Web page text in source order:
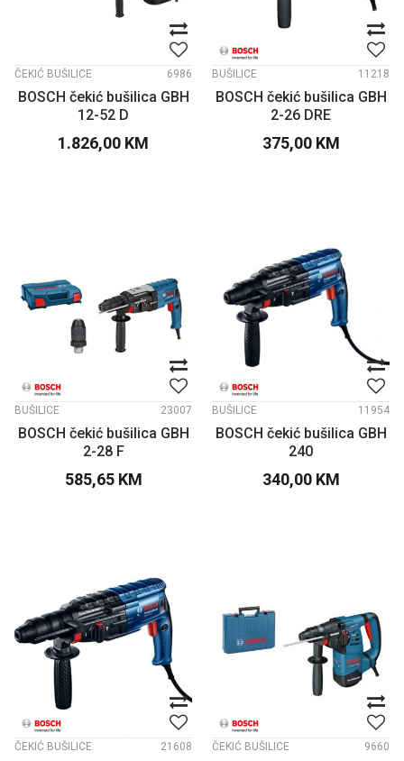
ČEKIĆ BUŠILICE 6986
BOSCH čekić bušilica GBH
12-52 D
1.826,00 KM
BUŠILICE 11218
BOSCH čekić bušilica GBH
2-26 DRE
375,00 KM
BUŠILICE 23007
BOSCH čekić bušilica GBH
2-28 F
585,65 KM
BUŠILICE 11954
BOSCH čekić bušilica GBH
240
340,00 KM
ČEKIĆ BUŠILICE 21608 ČEKIĆ BUŠILICE 9660